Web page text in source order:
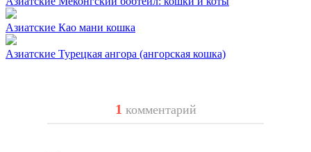
Азиатские Као мани кошка
Азиатские Турецкая ангора (ангорская кошка)
1 комментарий